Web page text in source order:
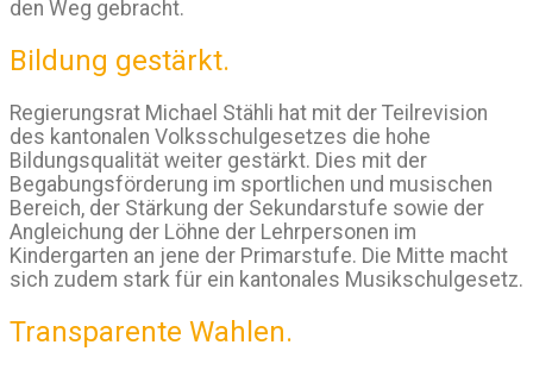
den Weg gebracht.
Bildung gestärkt.
Regierungsrat Michael Stähli hat mit der Teilrevision
des kantonalen Volksschulgesetzes die hohe
Bildungsqualität weiter gestärkt. Dies mit der
Begabungsförderung im sportlichen und musischen
Bereich, der Stärkung der Sekundarstufe sowie der
Angleichung der Löhne der Lehrpersonen im
Kindergarten an jene der Primarstufe. Die Mitte macht
sich zudem stark für ein kantonales Musikschulgesetz.
Transparente Wahlen.